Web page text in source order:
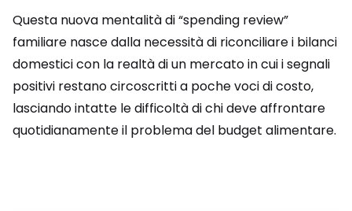
Questa nuova mentalità di “spending review”
familiare nasce dalla necessità di riconciliare i bilanci
domestici con la realtà di un mercato in cui i segnali
positivi restano circoscritti a poche voci di costo,
lasciando intatte le difficoltà di chi deve affrontare
quotidianamente il problema del budget alimentare.